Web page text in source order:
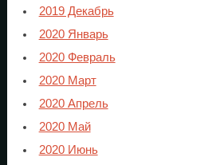
2019 Декабрь
2020 Январь
2020 Февраль
2020 Март
2020 Апрель
2020 Май
2020 Июнь